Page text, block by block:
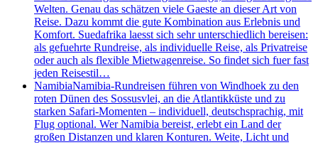
Welten. Genau das schätzen viele Gaeste an dieser Art von
Reise. Dazu kommt die gute Kombination aus Erlebnis und
Komfort. Suedafrika laesst sich sehr unterschiedlich bereisen:
als gefuehrte Rundreise, als individuelle Reise, als Privatreise
oder auch als flexible Mietwagenreise. So findet sich fuer fast
jeden Reisestil…
NamibiaNamibia-Rundreisen führen von Windhoek zu den
roten Dünen des Sossusvlei, an die Atlantikküste und zu
starken Safari-Momenten – individuell, deutschsprachig, mit
Flug optional. Wer Namibia bereist, erlebt ein Land der
großen Distanzen und klaren Konturen. Weite, Licht und